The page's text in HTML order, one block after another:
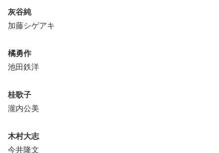
灰谷純
加藤シゲアキ
橘勇作
池田鉄洋
桂歌子
瀧内公美
木村大志
今井隆文